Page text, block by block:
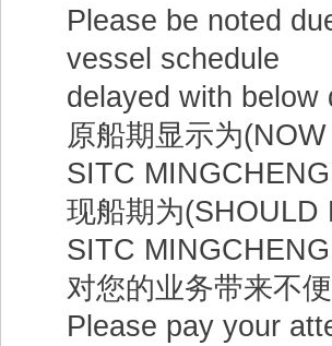
Please be noted
vessel schedule
delayed with below
原船期显示为(NOW
SITC
现船期为(SHOULD
SITC
对您的业务带来不
Please pay your